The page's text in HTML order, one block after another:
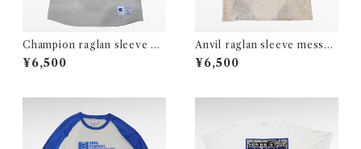
Champion raglan sleeve ba
seball print t-shirt
¥6,500
Anvil raglan sleeve messag
e print t-shirt
¥6,500